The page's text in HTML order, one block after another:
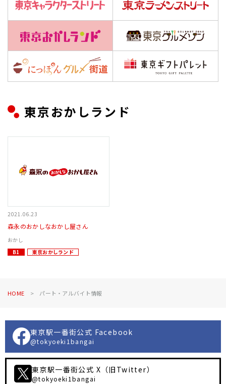
東京おかしランド
2021.06.23
森永のおかしなおかし屋さん
おかし
B1
東京おかしランド
HOME パート・アルバイト情報
東京駅一番街公式 Facebook
@tokyoeki1bangai
東京駅一番街公式 X（旧Twitter）
@tokyoeki1bangai